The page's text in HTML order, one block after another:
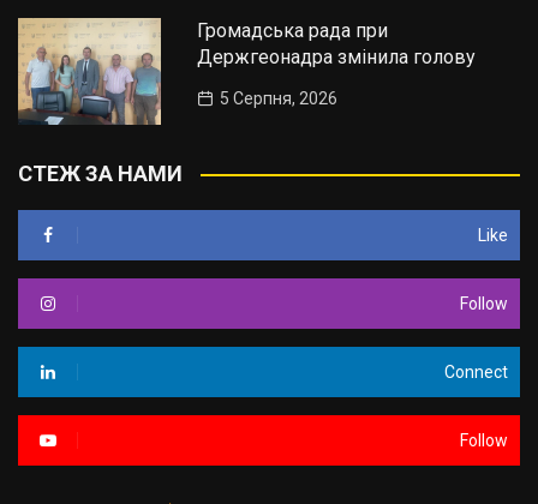
Громадська рада при
Держгеонадра змінила голову
5 Серпня, 2026
СТЕЖ ЗА НАМИ
Like
Follow
Connect
Follow